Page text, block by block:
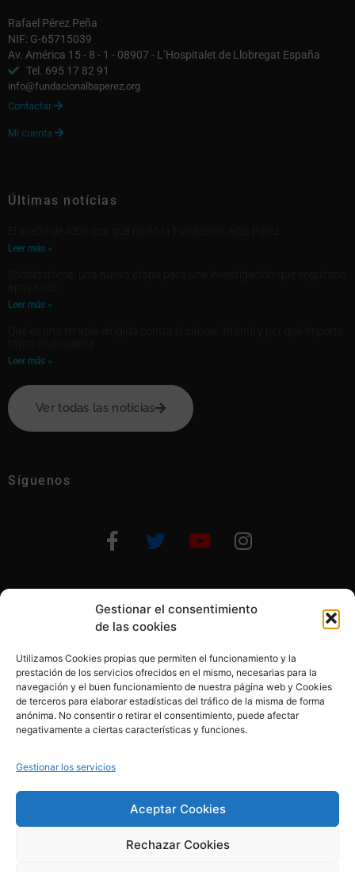
Gestionar el consentimiento
de las cookies
Utilizamos Cookies propias que permiten el funcionamiento y la
prestación de los servicios ofrecidos en el mismo, necesarias para la
navegación y el buen funcionamiento de nuestra página web y Cookies
de terceros para elaborar estadísticas del tráfico de la misma de forma
anónima. No consentir o retirar el consentimiento, puede afectar
negativamente a ciertas características y funciones.
Gestionar los servicios
Aceptar Cookies
Rechazar Cookies
Rafael Pérez Peña
NIF: G-65715039
Av. América 15 - 8 - 1 - 08907 - L’Hospitalet de Llobregat España
Tel. 695 17 82 91
info@fundacionalbaperez.org
Contactar 
Mi cuenta 
Últimas notícias
Leer más »
Leer más »
Leer más »
Ver todas las notícias
Síguenos
Otras formas de ayudar
© 2020, Fundación Alba Pérez. All Rights Reserved
Política de privacidad